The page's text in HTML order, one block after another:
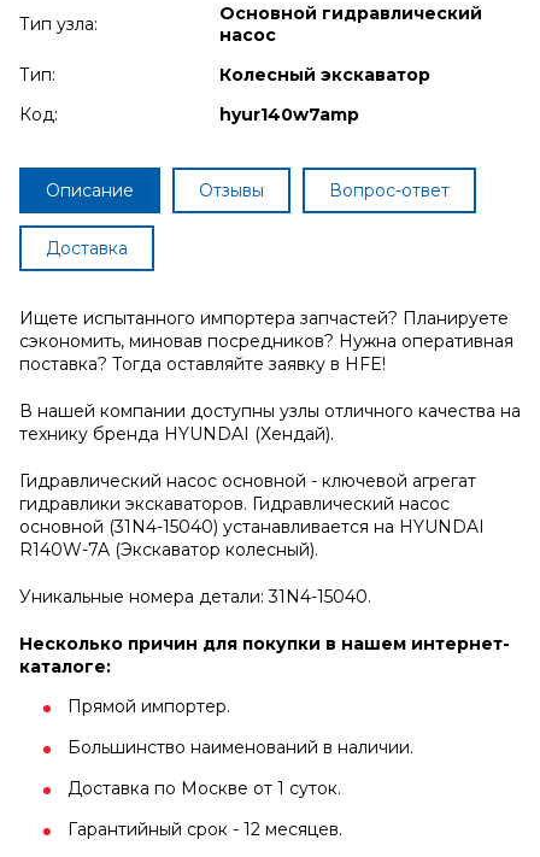
Тип узла:
Основной гидравлический
насос
Тип:
Колесный экскаватор
Код:
hyur140w7amp
Описание Отзывы Вопрос-ответ
Доставка
Ищете испытанного импортера запчастей? Планируете
сэкономить, миновав посредников? Нужна оперативная
поставка? Тогда оставляйте заявку в HFE!
В нашей компании доступны узлы отличного качества на
технику бренда HYUNDAI (Хендай).
Гидравлический насос основной - ключевой агрегат
гидравлики экскаваторов. Гидравлический насос
основной (31N4-15040) устанавливается на HYUNDAI
R140W-7A (Экскаватор колесный).
Уникальные номера детали: 31N4-15040.
Несколько причин для покупки в нашем интернет-
каталоге:
Прямой импортер.
Большинство наименований в наличии.
Доставка по Москве от 1 суток.
Гарантийный срок - 12 месяцев.